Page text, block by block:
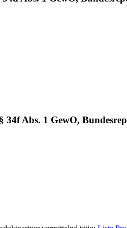
Abs. 1 GewO,